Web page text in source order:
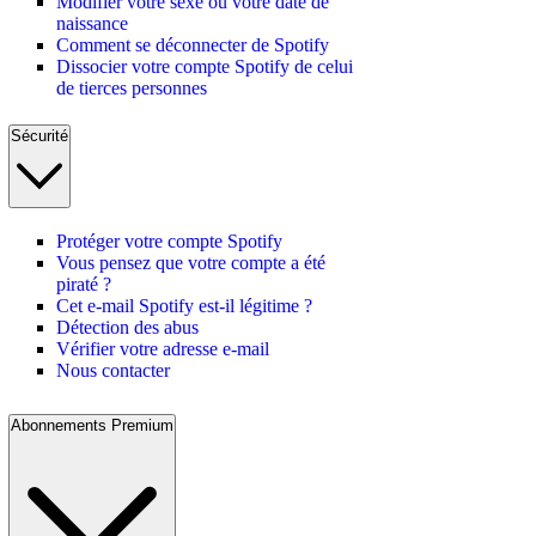
naissance
Comment se déconnecter de Spotify
Dissocier votre compte Spotify de celui
de tierces personnes
Sécurité
Protéger votre compte Spotify
Vous pensez que votre compte a été
piraté ?
Cet e-mail Spotify est-il légitime ?
Détection des abus
Vérifier votre adresse e-mail
Nous contacter
Abonnements Premium